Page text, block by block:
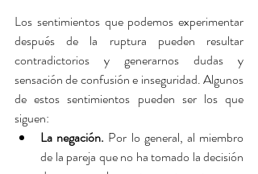
Los sentimientos que podemos experimentar
después de la ruptura pueden resultar
contradictorios y generarnos dudas y
sensación de confusión e inseguridad. Algunos
de estos sentimientos pueden ser los que
siguen:
La negación. Por lo general, al miembro
de la pareja que no ha tomado la decisión